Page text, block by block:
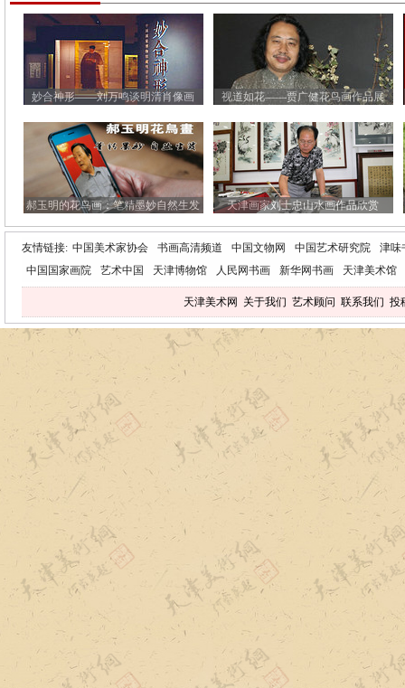
妙合神形——刘万鸣谈明清肖像画 视道如花——贾广健花鸟画作品展
郝玉明的花鸟画：笔精墨妙自然生发 天津画家刘士忠山水画作品欣赏
友情链接: 中国美术家协会 书画高清频道 中国文物网 中国艺术研究院
津味
中国国家画院
艺术中国 天津博物馆 人民网书画 新华网书画 天津美术馆
天津美术网 关于我们 艺术顾问 联系我们 投